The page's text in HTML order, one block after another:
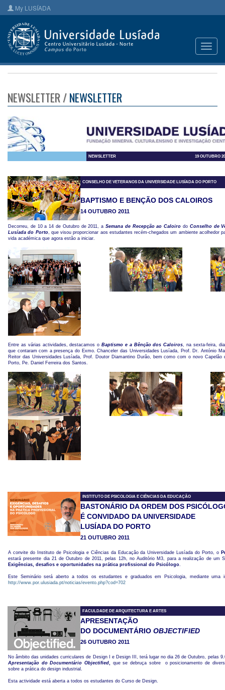
My LUSÍADA
NEWSLETTER /NEWSLETTER
NEWSLETTER 19 OUTUBRO
CONSELHO DE VETERANOS DA UNIVERSIDADE LUSÍADA DO PORTO
BAPTISMO E BENÇÃO DOS CALOIROS
14 OUTUBRO 2011
Decorreu, de 10 a 14 de Outubro de 2011, a Semana de Recepção ao Caloiro do Conselho de
Lusíada do Porto, que visou proporcionar aos estudantes recém-chegados um ambiente acolhedor
vida académica que agora estão a iniciar.
Entre as várias actividades, destacamos o Baptismo e a Bênção dos Caloiros, na sexta-feira,
que contaram com a presença do Exmo. Chanceler das Universidades Lusíada, Prof. Dr. António
Reitor das Universidades Lusíada, Prof. Doutor Diamantino Durão, bem como com o novo Capelão
Porto, Pe. Daniel Ferreira dos Santos.
INSTITUTO DE PSICOLOGIA E CIÊNCIAS DA EDUCAÇÃO
BASTONÁRIO DA ORDEM DOS
É CONVIDADO DA UNIVERSIDADE
LUSÍADA DO PORTO
21 OUTUBRO 2011
A convite do Instituto de Psicologia e Ciências da Educação da Universidade Lusíada do Porto, o
estará presente dia 21 de Outubro de 2011, pelas 12h, no Auditório M3, para a realização de um
Exigências, desafios e oportunidades na prática profissional do Psicólogo.
Este Seminário será aberto a todos os estudantes e graduados em Psicologia, mediante uma
http://www.por.ulusiada.pt/noticias/evento.php?cod=702
FACULDADE DE ARQUITECTURA E ARTES
APRESENTAÇÃO
DO DOCUMENTÁRIO OBJECTIFIED
26 OUTUBRO 2011
No âmbito das unidades curriculares de Design I e Design III, terá lugar no dia 26 de Outubro, pelas
Apresentação do Documentário Objectified, que se debruça sobre o posicionamento de
sobre a prática do design industrial.
Esta actividade está aberta a todos os estudantes do Curso de Design.